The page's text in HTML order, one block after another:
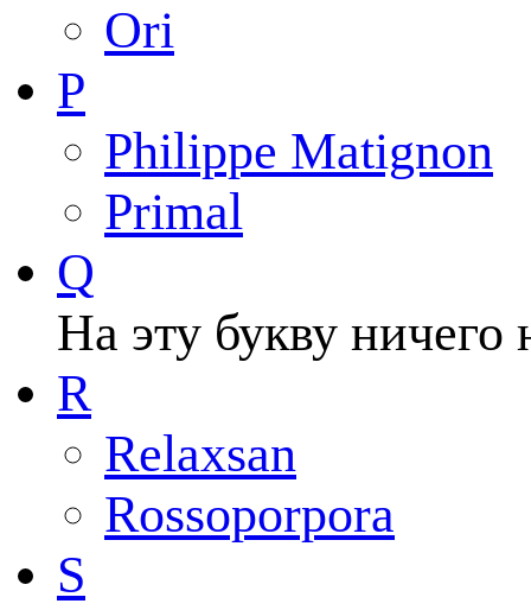
Ori
P
Philippe Matignon
Primal
Q
На эту букву ничего
R
Relaxsan
Rossoporpora
S